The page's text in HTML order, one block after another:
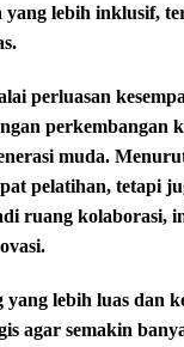
yang lebih inklusif,
perluasan
perkembangan
muda.
pelatihan, tetapi
ruang kolaborasi,
lebih luas dan
agar semakin